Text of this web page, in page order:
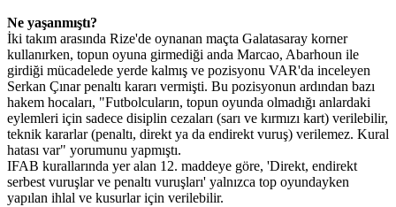
Ne yaşanmıştı?
İki takım arasında Rize'de oynanan maçta Galatasaray korner
kullanırken, topun oyuna girmediği anda Marcao, Abarhoun ile
girdiği mücadelede yerde kalmış ve pozisyonu VAR'da inceleyen
Serkan Çınar penaltı kararı vermişti. Bu pozisyonun ardından bazı
hakem hocaları, "Futbolcuların, topun oyunda olmadığı anlardaki
eylemleri için sadece disiplin cezaları (sarı ve kırmızı kart) verilebilir,
teknik kararlar (penaltı, direkt ya da endirekt vuruş) verilemez. Kural
hatası var" yorumunu yapmıştı.
IFAB kurallarında yer alan 12. maddeye göre, 'Direkt, endirekt
serbest vuruşlar ve penaltı vuruşları' yalnızca top oyundayken
yapılan ihlal ve kusurlar için verilebilir.